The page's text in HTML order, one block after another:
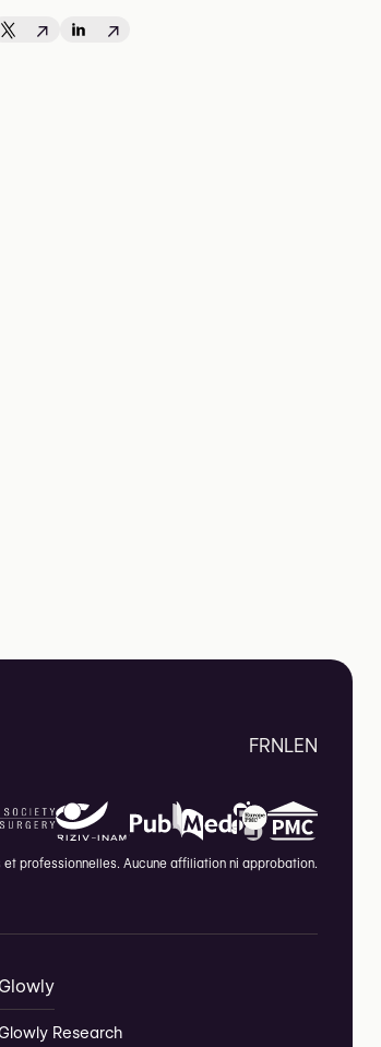
↗
↗
FRNLEN
professionnelles. Aucune affiliation ni approbation.
Research